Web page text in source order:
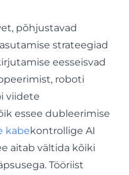
põhjustavad
strateegiad
eesseisvad
roboti
viidete
essee dubleerimise
kabekontrollige AI
aitab vältida kõiki
Tööriist